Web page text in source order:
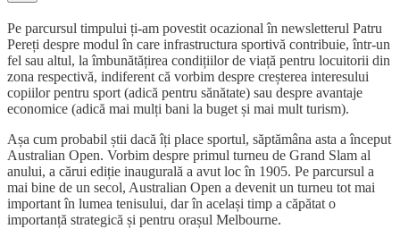
Pe parcursul timpului ți-am povestit ocazional în newsletterul Patru
Pereți despre modul în care infrastructura sportivă contribuie, într-un
fel sau altul, la îmbunătățirea condițiilor de viață pentru locuitorii din
zona respectivă, indiferent că vorbim despre creșterea interesului
copiilor pentru sport (adică pentru sănătate) sau despre avantaje
economice (adică mai mulți bani la buget și mai mult turism).
Așa cum probabil știi dacă îți place sportul, săptămâna asta a început
Australian Open. Vorbim despre primul turneu de Grand Slam al
anului, a cărui ediție inaugurală a avut loc în 1905. Pe parcursul a
mai bine de un secol, Australian Open a devenit un turneu tot mai
important în lumea tenisului, dar în același timp a căpătat o
importanță strategică și pentru orașul Melbourne.